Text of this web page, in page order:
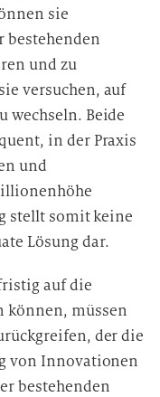
sie
bestehenden
und zu
versuchen, auf
wechseln. Beide
in der Praxis
und
stellt somit keine
Lösung dar.
auf die
können, müssen
der die
von Innovationen
bestehenden